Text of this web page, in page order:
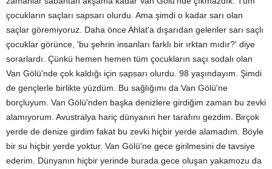
çocukların saçları sapsarı olurdu. Ama şimdi o kadar sarı olan
saçlar göremiyoruz. Daha önce Ahlat'a dışarıdan gelenler sarı saçlı
çocuklar görünce, 'bu şehrin insanları farklı bir ırktan mıdır?' diye
sorarlardı. Çünkü hemen hemen tüm çocukların saçı sodalı olan
Van Gölü'nde çok kaldığı için sapsarı olurdu. 98 yaşındayım. Şimdi
de gençlerle birlikte yüzdüm. Bu sağlığımı da Van Gölü'ne
borçluyum. Van Gölü'nden başka denizlere girdiğim zaman bu zevki
alamıyorum. Avustralya hariç dünyanın her tarafını gezdim. Birçok
yerde de denize girdim fakat bu zevki hiçbir yerde alamadım. Böyle
bir su hiçbir yerde yoktur. Van Gölü'ne gece girilmesini de tavsiye
ederim. Dünyanın hiçbir yerinde burada gece oluşan yakamozu da